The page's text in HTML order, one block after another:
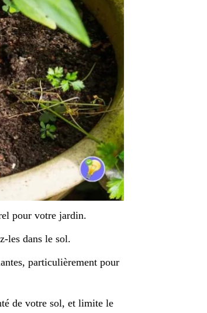
pour votre jardin.
les dans le sol.
particulièrement pour
de votre sol, et limite le